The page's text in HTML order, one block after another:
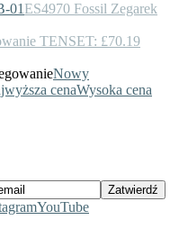
ES4970 Fossil Zegarek
TENSET: £70.19
Nowy
cenaWysoka cena
YouTube